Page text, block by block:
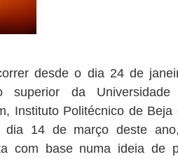
desde o dia 24 de
superior da
Instituto Politécnico de
dia 14 de março deste
com base numa ideia de